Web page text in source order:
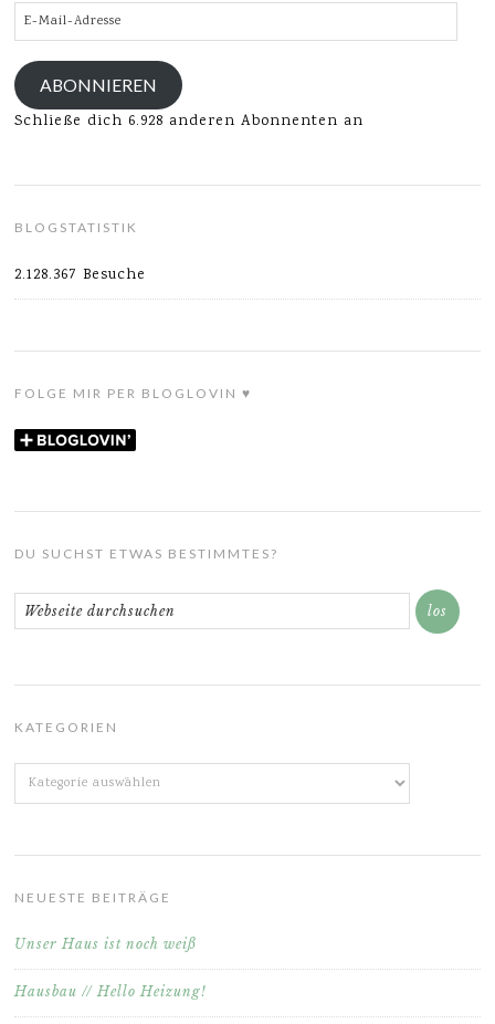
E-
Mail-
Adresse
ABONNIEREN
Schließe dich 6.928 anderen Abonnenten an
BLOGSTATISTIK
2.128.367 Besuche
FOLGE MIR PER BLOGLOVIN ♥
DU SUCHST ETWAS BESTIMMTES?
KATEGORIEN
Kategorien
NEUESTE BEITRÄGE
Unser Haus ist noch weiß
Hausbau // Hello Heizung!